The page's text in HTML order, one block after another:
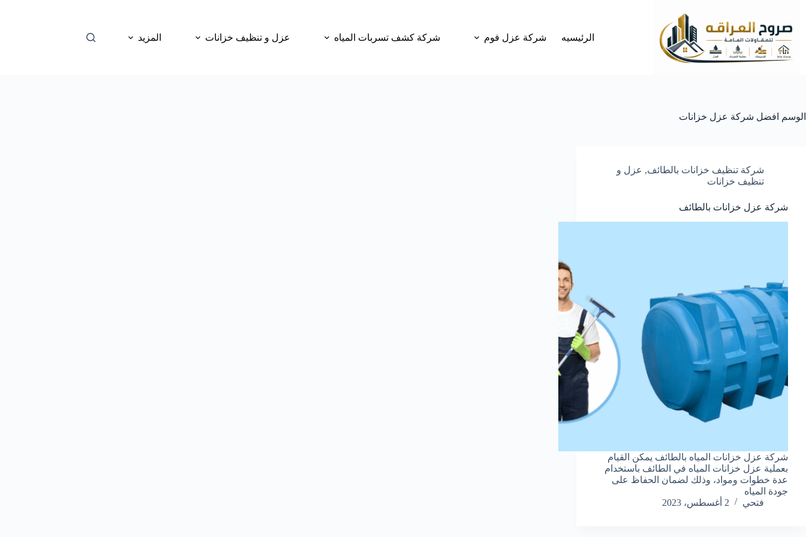
المحتوى
الرئيسيه
شركة عزل فوم شركة كشف تسربات المياه عزل و تنظيف خزانات المزيد
الوسم افضل شركة عزل خزانات
شركة تنظيف خزانات بالطائف, عزل و
تنظيف خزانات
شركة عزل خزانات بالطائف
شركة عزل خزانات المياه بالطائف يمكن القيام
بعملية عزل خزانات المياه في الطائف باستخدام
عدة خطوات ومواد، وذلك لضمان الحفاظ على
جودة المياه
فتحي
2 أغسطس، 2023